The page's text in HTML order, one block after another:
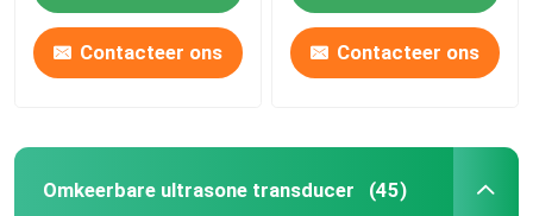
Contacteer ons Contacteer ons
Omkeerbare ultrasone transducer (45)